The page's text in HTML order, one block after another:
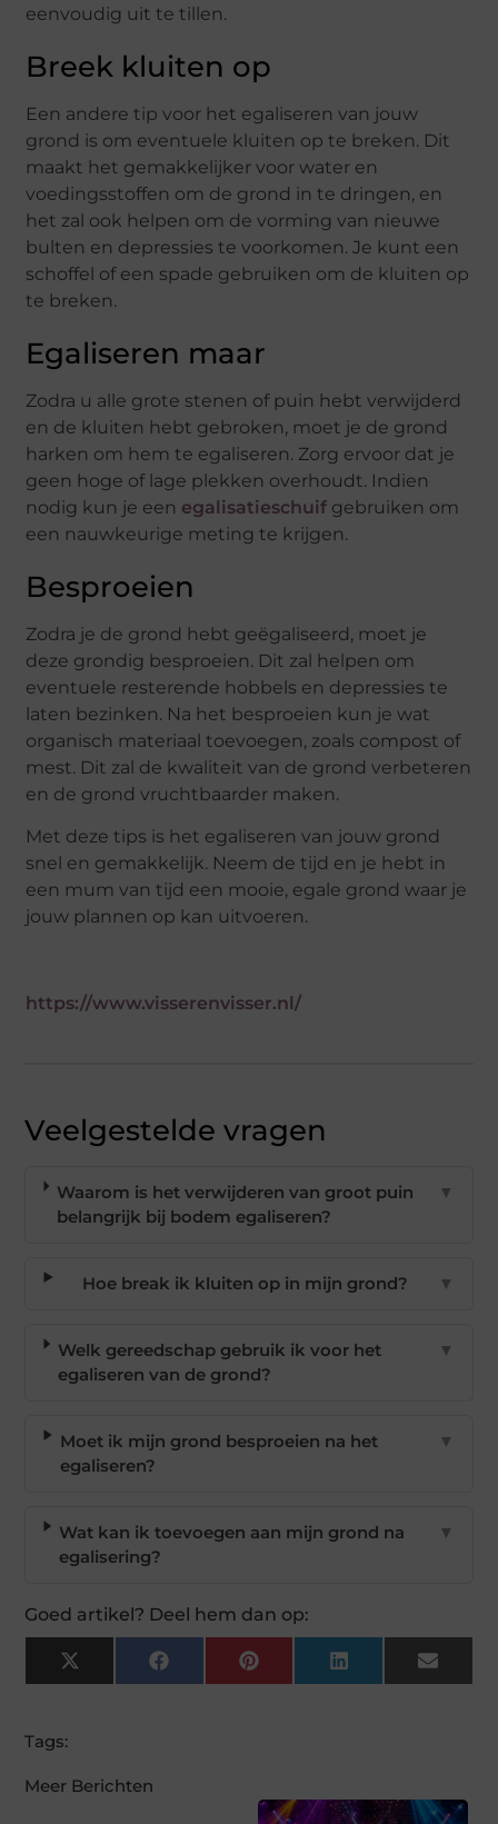
eenvoudig uit te tillen.
Breek kluiten op
Een andere tip voor het egaliseren van jouw
grond is om eventuele kluiten op te breken. Dit
maakt het gemakkelijker voor water en
voedingsstoffen om de grond in te dringen, en
het zal ook helpen om de vorming van nieuwe
bulten en depressies te voorkomen. Je kunt een
schoffel of een spade gebruiken om de kluiten op
te breken.
Egaliseren maar
Zodra u alle grote stenen of puin hebt verwijderd
en de kluiten hebt gebroken, moet je de grond
harken om hem te egaliseren. Zorg ervoor dat je
geen hoge of lage plekken overhoudt. Indien
nodig kun je een egalisatieschuif gebruiken om
een nauwkeurige meting te krijgen.
Besproeien
Zodra je de grond hebt geëgaliseerd, moet je
deze grondig besproeien. Dit zal helpen om
eventuele resterende hobbels en depressies te
laten bezinken. Na het besproeien kun je wat
organisch materiaal toevoegen, zoals compost of
mest. Dit zal de kwaliteit van de grond verbeteren
en de grond vruchtbaarder maken.
Met deze tips is het egaliseren van jouw grond
snel en gemakkelijk. Neem de tijd en je hebt in
een mum van tijd een mooie, egale grond waar je
jouw plannen op kan uitvoeren.
https://www.visserenvisser.nl/
Veelgestelde vragen
Waarom is het verwijderen van groot puin
belangrijk bij bodem egaliseren?
▼
Hoe break ik kluiten op in mijn grond? ▼
Welk gereedschap gebruik ik voor het
egaliseren van de grond?
▼
Moet ik mijn grond besproeien na het
egaliseren?
▼
Wat kan ik toevoegen aan mijn grond na
egalisering?
▼
Goed artikel? Deel hem dan op:
X
(Twitter)
FacebookPinterest LinkedIn Email
Tags:
Meer Berichten